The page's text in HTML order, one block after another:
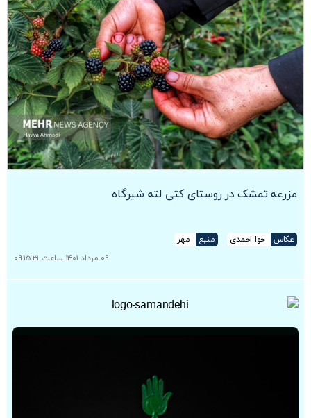
مزرعه تمشک در روستای کتی لته شیرگاه
عکاس حوا احمدی منبع
مهر
۰۹ مرداد ۱۴۰۱ ساعت ۰۹:۱۵:۳۱